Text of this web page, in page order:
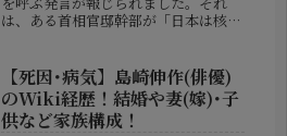
は、ある首相官邸幹部が「日本は核兵
解」とされたうえで報道陣に語られた
ものですが、非公式な取材対応とはい
え...
【死因･病気】島崎伸作(俳優)
のWiki経歴！結婚や妻(嫁)･子
供など家族構成！